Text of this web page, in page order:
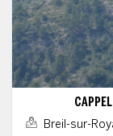
Breil-sur-